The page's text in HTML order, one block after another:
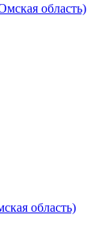
область)
область)